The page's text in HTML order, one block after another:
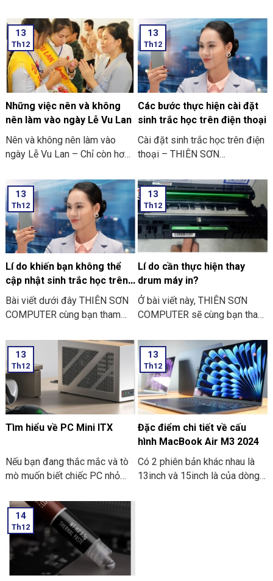
đồng người yêu thích các trò
chơi điện tử ở trên điện thoại
di động.
13
Th12
Những việc nên và không
nên làm vào ngày Lễ Vu Lan
Nên và không nên làm vào
ngày Lễ Vu Lan – Chỉ còn hơn
ngày Vu Lan báo hiếu rồi.
THIÊN SƠN COMPUTER chia
sẻ với bạn về những việc nên
và không nên làm ngày Lễ Vu
Lan nhé.
13
Th12
Các bước thực hiện cài đặt
sinh trắc học trên điện thoại
Cài đặt sinh trắc học trên điện
thoại – THIÊN SƠN
khảo “các bước thực hiện cài
đặt sinh trắc học trên điện
thoại” nhé
13
Th12
Lí do khiến bạn không thể
cập nhật sinh trắc học trên
ứng dụng ngân hàng
Bài viết dưới đây THIÊN SƠN
COMPUTER cùng bạn tham
không thể cập nhật sinh trắc
học trên ứng dụng ngân hàng
thường gặp nhé:
13
Th12
Lí do cần thực hiện thay
drum máy in?
Ở bài viết này, THIÊN SƠN
COMPUTER sẽ cùng bạn tham
drum máy in là như thế nào
nhé?
13
Th12
Tìm hiểu về PC Mini ITX
Nếu bạn đang thắc mắc và tò
mò muốn biết chiếc PC nhỏ
nhiều nơi thì PC Mini ITX có
thể đáp ứng được nhu cầu đó.
Sau đây là một số thông tin
khi bạn tìm hiểu về PC Mini
ITX. Cùng THIÊN SƠN
COMPUTER tham khảo nhé.
13
Th12
Đặc điểm chi tiết về cấu
hình MacBook Air M3 2024
Có 2 phiên bản khác nhau là
13inch và 15inch là của dòng
14
Th12